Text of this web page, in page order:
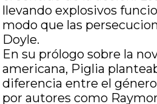
llevando explosivos
modo que las
Doyle.
En su prólogo sobre la
americana, Piglia
diferencia entre el
por autores como